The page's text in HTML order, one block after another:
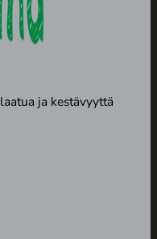
ja kestävyyttä